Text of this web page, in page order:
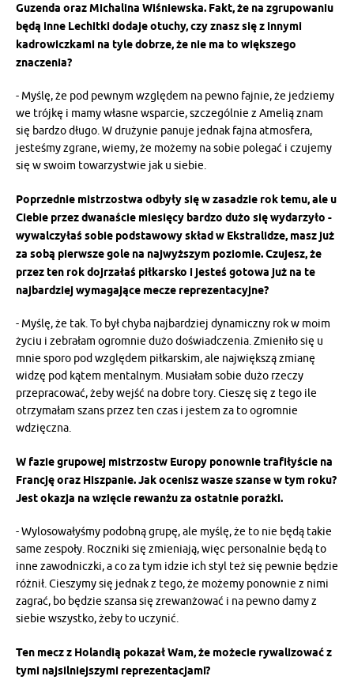
Guzenda oraz Michalina Wiśniewska. Fakt, że na zgrupowaniu
będą inne Lechitki dodaje otuchy, czy znasz się z innymi
kadrowiczkami na tyle dobrze, że nie ma to większego
znaczenia?
- Myślę, że pod pewnym względem na pewno fajnie, że jedziemy
we trójkę i mamy własne wsparcie, szczególnie z Amelią znam
się bardzo długo. W drużynie panuje jednak fajna atmosfera,
jesteśmy zgrane, wiemy, że możemy na sobie polegać i czujemy
się w swoim towarzystwie jak u siebie.
Poprzednie mistrzostwa odbyły się w zasadzie rok temu, ale u
Ciebie przez dwanaście miesięcy bardzo dużo się wydarzyło -
wywalczyłaś sobie podstawowy skład w Ekstralidze, masz już
za sobą pierwsze gole na najwyższym poziomie. Czujesz, że
przez ten rok dojrzałaś piłkarsko i jesteś gotowa już na te
najbardziej wymagające mecze reprezentacyjne?
- Myślę, że tak. To był chyba najbardziej dynamiczny rok w moim
życiu i zebrałam ogromnie dużo doświadczenia. Zmieniło się u
mnie sporo pod względem piłkarskim, ale największą zmianę
widzę pod kątem mentalnym. Musiałam sobie dużo rzeczy
przepracować, żeby wejść na dobre tory. Cieszę się z tego ile
otrzymałam szans przez ten czas i jestem za to ogromnie
wdzięczna.
W fazie grupowej mistrzostw Europy ponownie trafiłyście na
Francję oraz Hiszpanie. Jak ocenisz wasze szanse w tym roku?
Jest okazja na wzięcie rewanżu za ostatnie porażki.
- Wylosowałyśmy podobną grupę, ale myślę, że to nie będą takie
same zespoły. Roczniki się zmieniają, więc personalnie będą to
inne zawodniczki, a co za tym idzie ich styl też się pewnie będzie
różnił. Cieszymy się jednak z tego, że możemy ponownie z nimi
zagrać, bo będzie szansa się zrewanżować i na pewno damy z
siebie wszystko, żeby to uczynić.
Ten mecz z Holandią pokazał Wam, że możecie rywalizować z
tymi najsilniejszymi reprezentacjami?